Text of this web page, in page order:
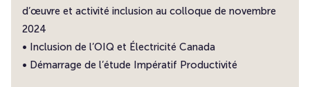
d’œuvre et activité inclusion au colloque de novembre
2024
• Inclusion de l’OIQ et Électricité Canada
• Démarrage de l’étude Impératif Productivité